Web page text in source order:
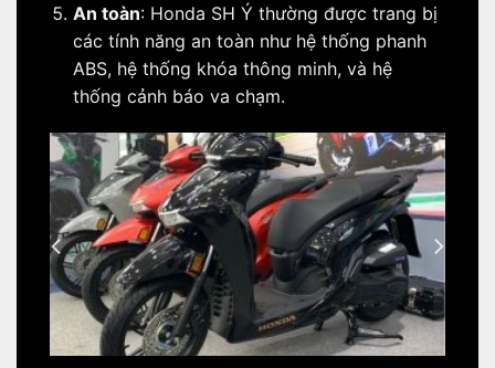
An toàn: Honda SH Ý thường được trang bị
các tính năng an toàn như hệ thống phanh
ABS, hệ thống khóa thông minh, và hệ
thống cảnh báo va chạm.